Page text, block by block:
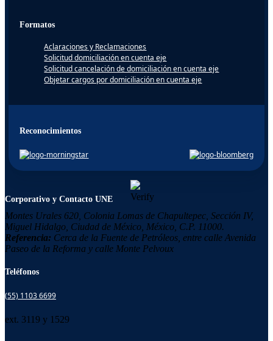
Formatos
Aclaraciones y Reclamaciones
Solicitud domiciliación en cuenta eje
Solicitud cancelación de domiciliación en cuenta eje
Objetar cargos por domiciliación en cuenta eje
Reconocimientos
Corporativo y Contacto UNE
Montes Urales 620, Colonia Lomas de Chapultepec, Sección IV,
Miguel Hidalgo, Ciudad de México, México, C.P. 11000.
Referencia: Cerca de la Fuente de Petróleos, entre calle Avenida
Paseo de la Reforma y calle Monte Pelvoux
Teléfonos
(55) 1103 6699
ext. 3119 y 1529